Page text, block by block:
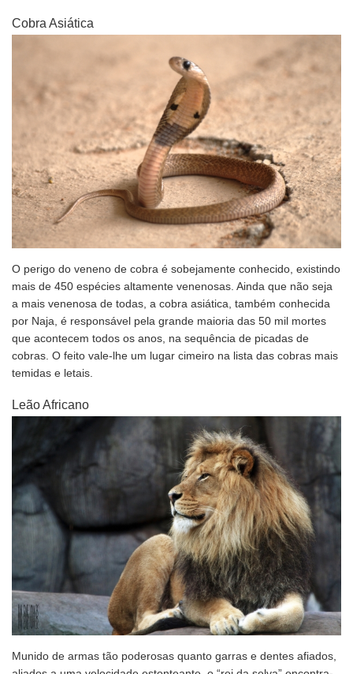
Cobra Asiática
O perigo do veneno de cobra é sobejamente conhecido, existindo
mais de 450 espécies altamente venenosas. Ainda que não seja
a mais venenosa de todas, a cobra asiática, também conhecida
por Naja, é responsável pela grande maioria das 50 mil mortes
que acontecem todos os anos, na sequência de picadas de
cobras. O feito vale-lhe um lugar cimeiro na lista das cobras mais
temidas e letais.
Leão Africano
Munido de armas tão poderosas quanto garras e dentes afiados,